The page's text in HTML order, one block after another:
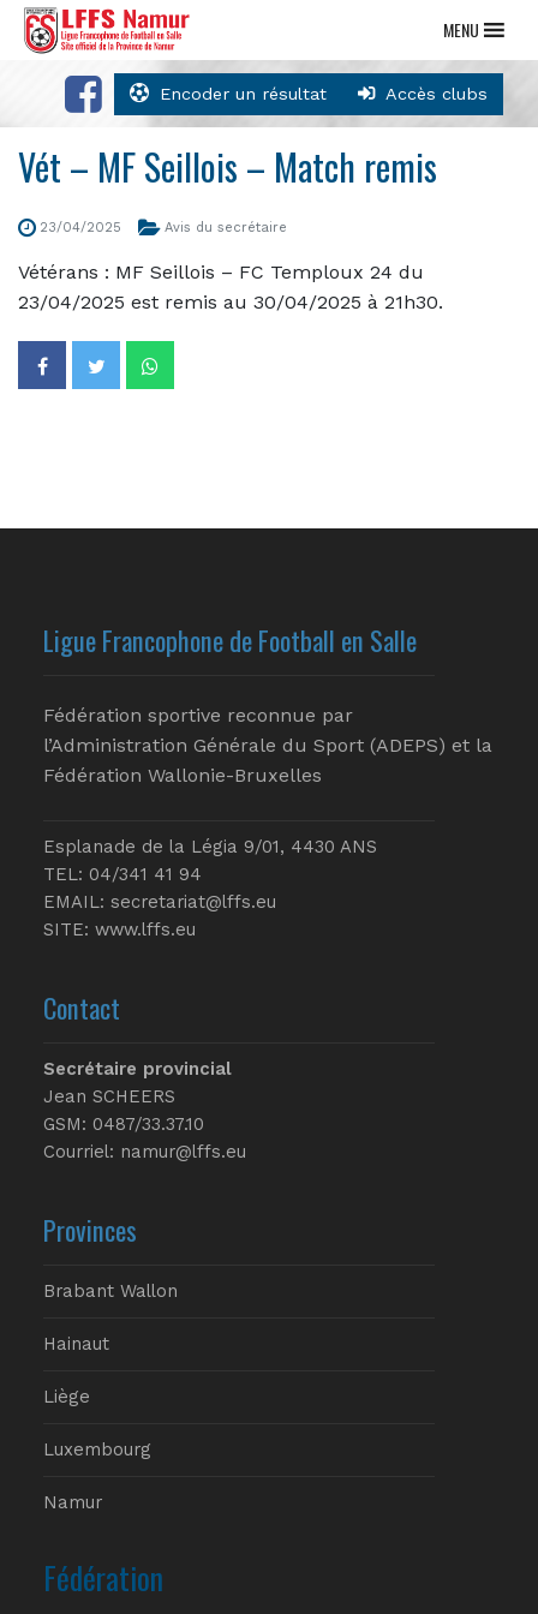
Encoder un résultat Accès clubs
MENU
Vét – MF Seillois – Match remis
23/04/2025 Avis du secrétaire
Vétérans : MF Seillois – FC Temploux 24 du
23/04/2025 est remis au 30/04/2025 à 21h30.
Ligue Francophone de Football en Salle
Fédération sportive reconnue par
l’Administration Générale du Sport (ADEPS) et la
Fédération Wallonie-Bruxelles
Esplanade de la Légia 9/01, 4430 ANS
TEL: 04/341 41 94
EMAIL: secretariat@lffs.eu
SITE: www.lffs.eu
Contact
Secrétaire provincial
Jean SCHEERS
GSM: 0487/33.37.10
Courriel: namur@lffs.eu
Provinces
Brabant Wallon
Hainaut
Liège
Luxembourg
Namur
Fédération